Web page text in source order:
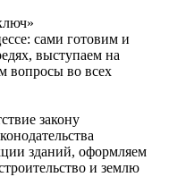
сами готовим и
выступаем на
вопросы во всех
закону
зданий, оформляем
и землю